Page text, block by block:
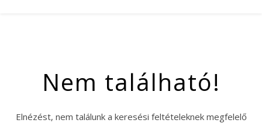
Nem található!
Elnézést, nem találunk a keresési feltételeknek megfelelő